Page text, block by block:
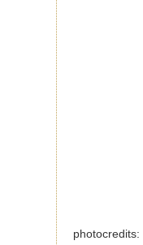
photocredits: